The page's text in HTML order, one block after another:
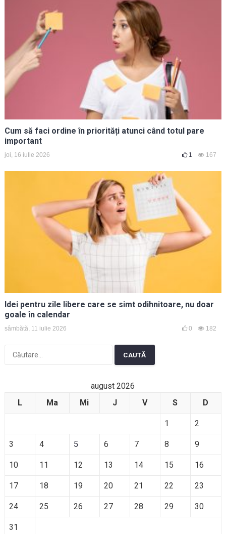
Cum să faci ordine în priorități atunci când totul pare
important
joi, 16 iulie 2026 1 167
Idei pentru zile libere care se simt odihnitoare, nu doar
goale în calendar
sâmbătă, 11 iulie 2026 0 182
Caută
august 2026
L
Ma Mi J V S D
1 2
3 4 5 6 7 8 9
10 11 12 13 14 15 16
17 18 19 20 21 22 23
24 25 26 27 28 29 30
31